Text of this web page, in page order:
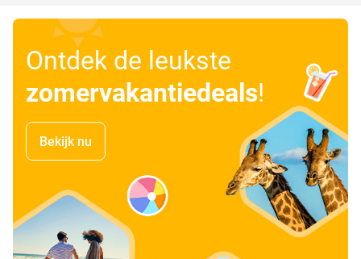
Ontdek de leukste
zomervakantiedeals!
Bekijk nu